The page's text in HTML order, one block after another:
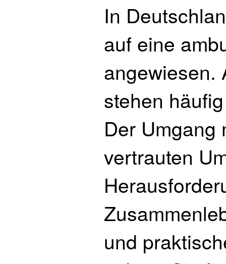
In
auf eine
angewiesen.
stehen
Der Umgang
vertrauten
und